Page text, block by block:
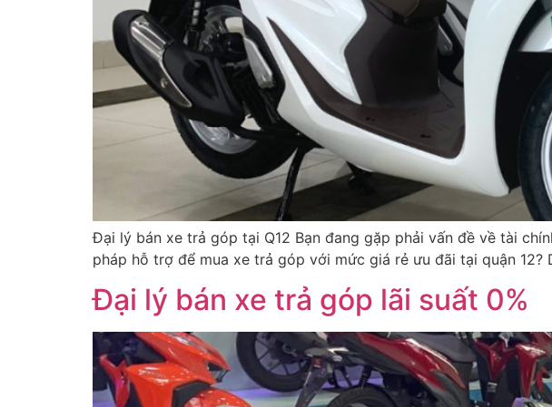
Đại lý bán xe trả góp tại Q12 Bạn đang gặp phải vấn đề về tài
pháp hỗ trợ để mua xe trả góp với mức giá rẻ ưu đãi tại quận 12?
Đại lý bán xe trả góp lãi suất 0%